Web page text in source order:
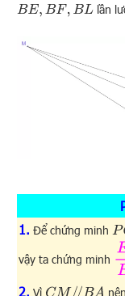
BE,BF ,BL lần
1. Để chứng minh PC
vậy ta chứng minh
E
2. Vì CM//BA